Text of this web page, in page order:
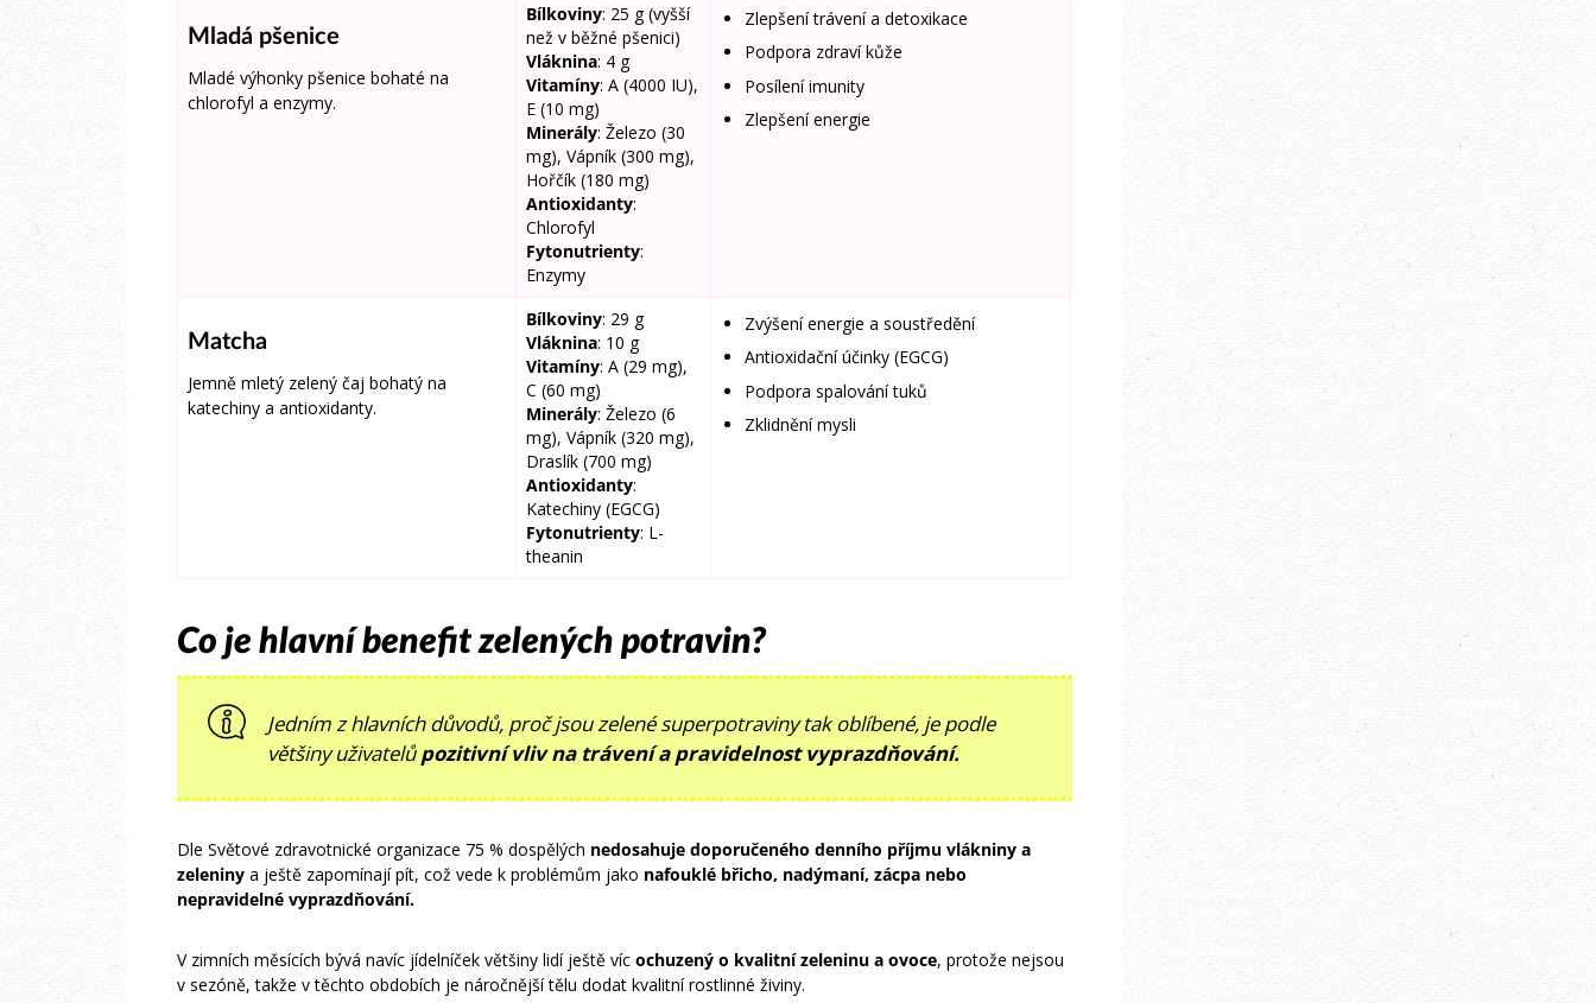
Mladá pšenice
Mladé výhonky pšenice bohaté na
chlorofyl a enzymy.
Bílkoviny: 25 g (vyšší
než v běžné pšenici)
Vláknina: 4 g
Vitamíny: A (4000 IU),
E (10 mg)
Minerály: Železo (30
mg), Vápník (300 mg),
Hořčík (180 mg)
Antioxidanty:
Chlorofyl
Fytonutrienty:
Enzymy
Zlepšení trávení a detoxikace
Podpora zdraví kůže
Posílení imunity
Zlepšení energie
Matcha
Jemně mletý zelený čaj bohatý na
katechiny a antioxidanty.
Bílkoviny: 29 g
Vláknina: 10 g
Vitamíny: A (29 mg),
C (60 mg)
Minerály: Železo (6
mg), Vápník (320 mg),
Draslík (700 mg)
Antioxidanty:
Katechiny (EGCG)
Fytonutrienty: L-
theanin
Zvýšení energie a soustředění
Antioxidační účinky (EGCG)
Podpora spalování tuků
Zklidnění mysli
Co je hlavní benefit zelených potravin?
Jedním z hlavních důvodů, proč jsou zelené superpotraviny tak oblíbené, je podle
většiny uživatelůpozitivní vliv na trávení a pravidelnost vyprazdňování.
Dle Světové zdravotnické organizace 75 % dospělých nedosahuje doporučeného denního příjmu vlákniny a
zeleniny a ještě zapomínají pít, což vede k problémům jako nafouklé břicho, nadýmaní, zácpa nebo
nepravidelné vyprazdňování.
V zimních měsících bývá navíc jídelníček většiny lidí ještě víc ochuzený o kvalitní zeleninu a ovoce, protože nejsou
v sezóně, takže v těchto obdobích je náročnější tělu dodat kvalitní rostlinné živiny.